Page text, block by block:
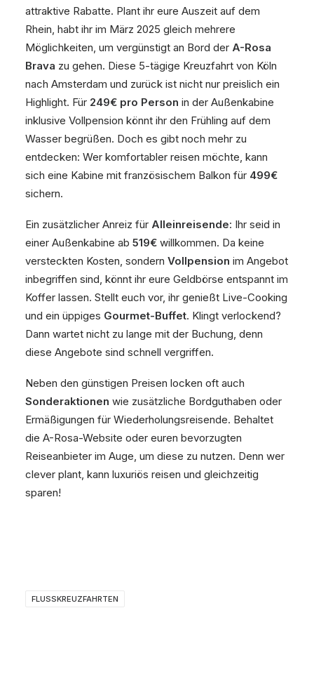
attraktive Rabatte. Plant ihr eure Auszeit auf dem
Rhein, habt ihr im März 2025 gleich mehrere
Möglichkeiten, um vergünstigt an Bord der A-Rosa
Brava zu gehen. Diese 5-tägige Kreuzfahrt von Köln
nach Amsterdam und zurück ist nicht nur preislich ein
Highlight. Für 249€ pro Person in der Außenkabine
inklusive Vollpension könnt ihr den Frühling auf dem
Wasser begrüßen. Doch es gibt noch mehr zu
entdecken: Wer komfortabler reisen möchte, kann
sich eine Kabine mit französischem Balkon für 499€
sichern.
Ein zusätzlicher Anreiz für Alleinreisende: Ihr seid in
einer Außenkabine ab 519€ willkommen. Da keine
versteckten Kosten, sondern Vollpension im Angebot
inbegriffen sind, könnt ihr eure Geldbörse entspannt im
Koffer lassen. Stellt euch vor, ihr genießt Live-Cooking
und ein üppiges Gourmet-Buffet. Klingt verlockend?
Dann wartet nicht zu lange mit der Buchung, denn
diese Angebote sind schnell vergriffen.
Neben den günstigen Preisen locken oft auch
Sonderaktionen wie zusätzliche Bordguthaben oder
Ermäßigungen für Wiederholungsreisende. Behaltet
die A-Rosa-Website oder euren bevorzugten
Reiseanbieter im Auge, um diese zu nutzen. Denn wer
clever plant, kann luxuriös reisen und gleichzeitig
sparen!
FLUSSKREUZFAHRTEN